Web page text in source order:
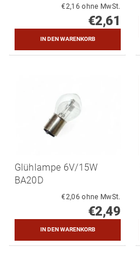
€2,16 ohne MwSt.
€2,61
Glühlampe 6V/15W
BA20D
€2,06 ohne MwSt.
€2,49